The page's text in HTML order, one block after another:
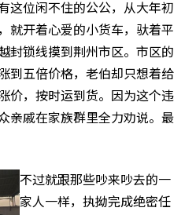
这位闲不住的公公，从大年初
就开着心爱的小货车，驮着平
封锁线摸到荆州市区。市区的
到五倍价格，老伯却只想着给
价，按时运到货。因为这个违
亲戚在家族群里全力劝说。最
不过就跟那些吵来吵去的一
家人一样，执拗完成绝密任